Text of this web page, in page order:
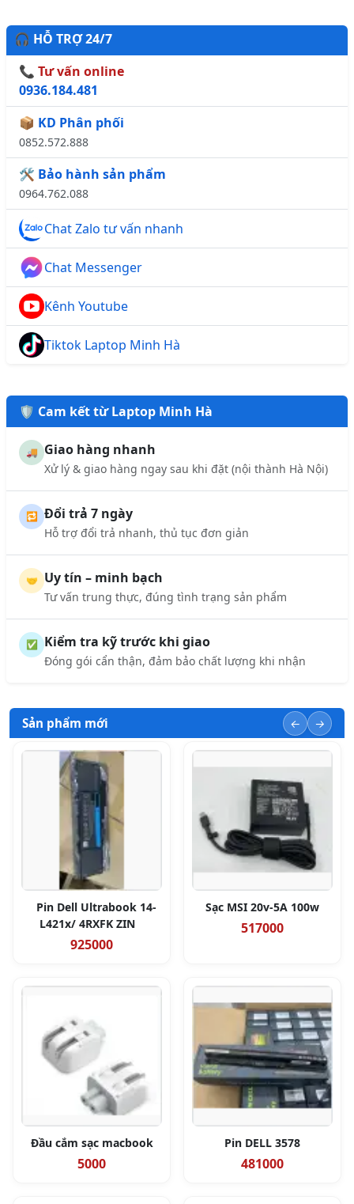
🎧 HỖ TRỢ 24/7
📞 Tư vấn online
0936.184.481
📦 KD Phân phối
0852.572.888
🛠️ Bảo hành sản phẩm
0964.762.088
Chat Zalo tư vấn nhanh
Chat Messenger
Kênh Youtube
Tiktok Laptop Minh Hà
🛡️ Cam kết từ Laptop Minh Hà
🚚 Giao hàng nhanh
Xử lý & giao hàng ngay sau khi đặt (nội thành Hà Nội)
🔁 Đổi trả 7 ngày
Hỗ trợ đổi trả nhanh, thủ tục đơn giản
🤝 Uy tín – minh bạch
Tư vấn trung thực, đúng tình trạng sản phẩm
✅ Kiểm tra kỹ trước khi giao
Đóng gói cẩn thận, đảm bảo chất lượng khi nhận
Sản phẩm mới
Pin Dell Ultrabook 14-
L421x/ 4RXFK ZIN
925000
Sạc MSI 20v-5A 100w
517000
Đầu cắm sạc macbook
5000
Pin DELL 3578
481000